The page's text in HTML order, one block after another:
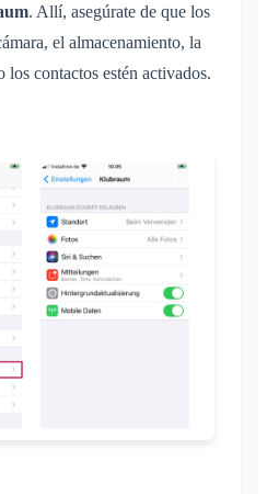
la web del club
. Allí, asegúrate de que los
el almacenamiento, la
contactos estén activados.